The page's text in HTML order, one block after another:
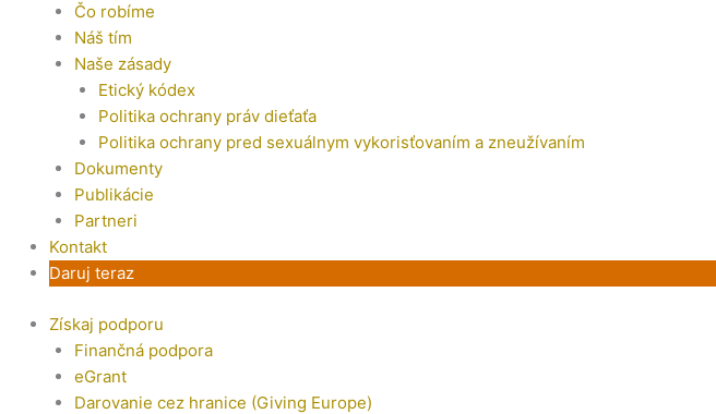
Čo robíme
Náš tím
Naše zásady
Etický kódex
Politika ochrany práv dieťaťa
Politika ochrany pred sexuálnym vykorisťovaním a zneužívaním
Dokumenty
Publikácie
Partneri
Kontakt
Daruj teraz
Získaj podporu
Finančná podpora
eGrant
Darovanie cez hranice (Giving Europe)